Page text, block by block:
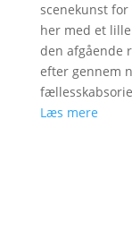
scenekunst
her med et
den afgående
efter gennem
Læs mere